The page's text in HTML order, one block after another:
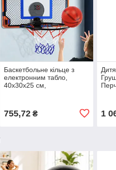
Баскетбольне кільце з
електронним табло,
40х30х25 см,
755,72₴ 1